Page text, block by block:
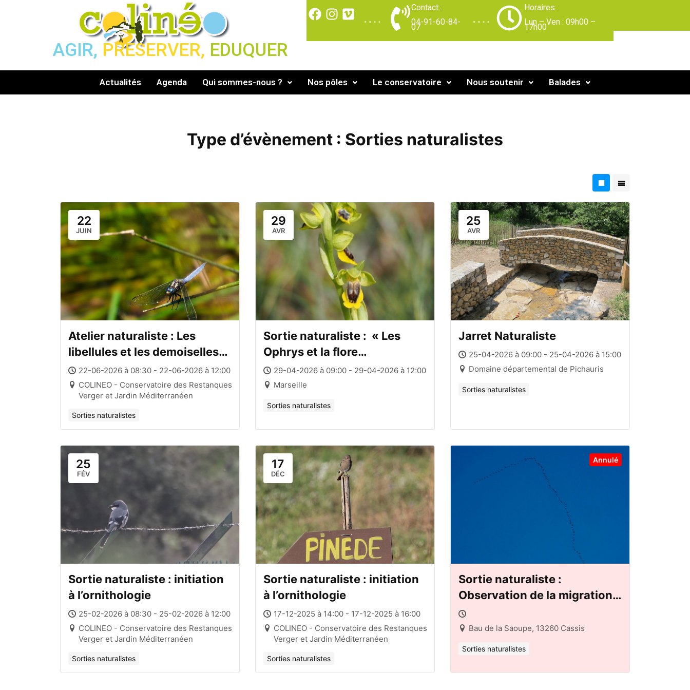
Contact :
04-91-60-84-
07
Horaires :
Lun – Ven : 09h00 –
17h00
AGIR, PRESERVER, EDUQUER
Actualités Agenda Qui sommes-nous ? Nos pôles Le conservatoire Nous soutenir Balades
Type d’évènement : Sorties naturalistes
22
JUIN
Atelier naturaliste : Les
libellules et les demoiselles
de la mare du Conservatoire
des Restanques
22-06-2026 à 08:30 - 22-06-2026 à 12:00
COLINEO - Conservatoire des Restanques
Verger et Jardin Méditerranéen
Sorties naturalistes
29
AVR
Sortie naturaliste : « Les
Ophrys et la flore
remarquable de la Chaîne de
l’Étoile »
29-04-2026 à 09:00 - 29-04-2026 à 12:00
Marseille
Sorties naturalistes
25
AVR
Jarret Naturaliste
25-04-2026 à 09:00 - 25-04-2026 à 15:00
Domaine départemental de Pichauris
Sorties naturalistes
25
FÉV
Sortie naturaliste : initiation
à l’ornithologie
25-02-2026 à 08:30 - 25-02-2026 à 12:00
COLINEO - Conservatoire des Restanques
Verger et Jardin Méditerranéen
Sorties naturalistes
17
DÉC
Sortie naturaliste : initiation
à l’ornithologie
17-12-2025 à 14:00 - 17-12-2025 à 16:00
COLINEO - Conservatoire des Restanques
Verger et Jardin Méditerranéen
Sorties naturalistes
Annulé
Sortie naturaliste :
Observation de la migration
postnuptiale à Cassis
Bau de la Saoupe, 13260 Cassis
Sorties naturalistes